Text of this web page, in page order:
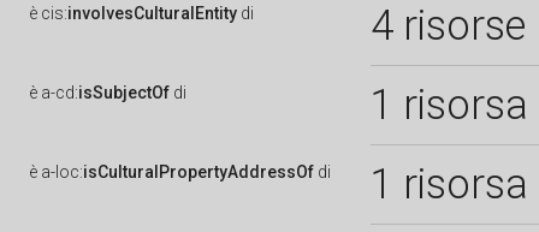
è cis:involvesCulturalEntity di 4 risorse
è a-cd:isSubjectOf di 1 risorsa
è a-loc:isCulturalPropertyAddressOf di 1 risorsa